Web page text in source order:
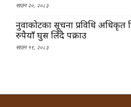
साउन २०, २०८३
नुवाकोटका सूचना प्रविधि अधिकृत
रुपैयाँ घुस लिँदै पक्राउ
साउन १९, २०८३